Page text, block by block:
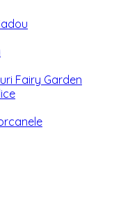
Fairy Garden